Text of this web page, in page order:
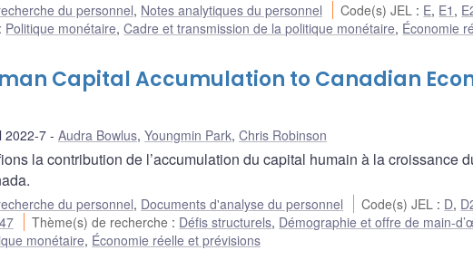
du personnel, Notes analytiques du personnel Code(s) JEL : E, E1 ,
: Politique monétaire,Cadre et transmission de la politique monétaire, Économie
Capital Accumulation to Canadian
2022-7 Audra Bowlus, Youngmin Park, Chris Robinson
la contribution de l’accumulation du capital humain à la croissance
du personnel, Documents d'analyse du personnel Code(s) JEL : D,
Thème(s) de recherche : Défis structurels, Démographie et offre de main-
monétaire, Économie réelle et prévisions